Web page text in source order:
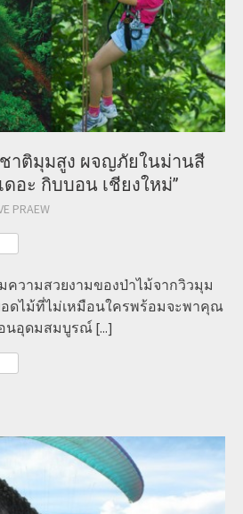
าติมุมสูง ผจญภัยในม่านสี
ดอะ กิบบอน เชียงใหม่”
PRAEW
วามสวยงามของป่าไม้จากวิวมุม
ดไม้ที่ไม่เหมือนใครพร้อมจะพาคุณ
นอุดมสมบูรณ์ [...]